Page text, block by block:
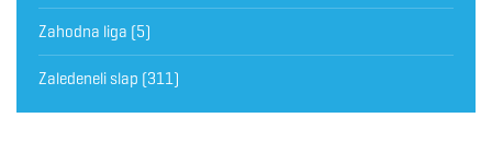
Zahodna liga (5)
Zaledeneli slap (311)